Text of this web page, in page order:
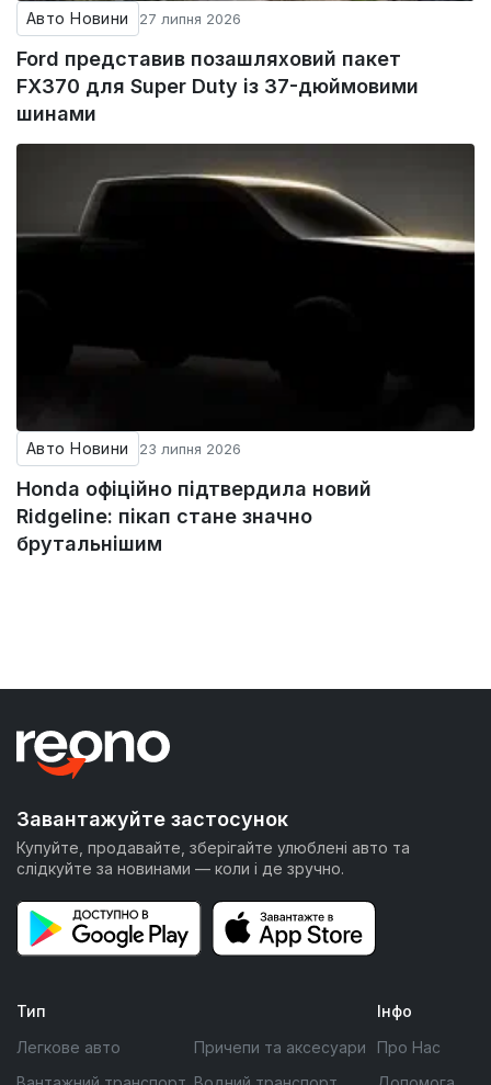
Авто Новини 27 липня 2026
Ford представив позашляховий пакет
FX370 для Super Duty із 37-дюймовими
шинами
Авто Новини 23 липня 2026
Honda офіційно підтвердила новий
Ridgeline: пікап стане значно
брутальнішим
Завантажуйте застосунок
Купуйте, продавайте, зберігайте улюблені авто та
слідкуйте за новинами — коли і де зручно.
Тип
Легкове авто
Причепи та аксесуари
Інфо
Про Нас